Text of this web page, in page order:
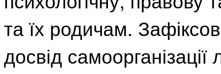
та їх родичам.
досвід